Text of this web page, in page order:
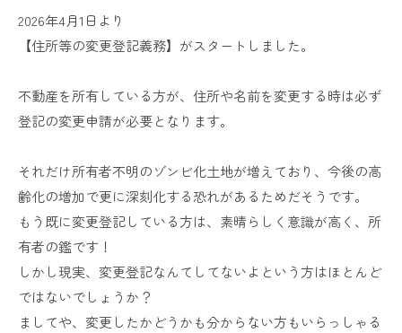
2026年4月1日より
【住所等の変更登記義務】がスタートしました。
不動産を所有している方が、住所や名前を変更する時は必ず
登記の変更申請が必要となります。
それだけ所有者不明のゾンビ化土地が増えており、今後の高
齢化の増加で更に深刻化する恐れがあるためだそうです。
もう既に変更登記している方は、素晴らしく意識が高く、所
有者の鑑です！
しかし現実、変更登記なんてしてないよという方はほとんど
ではないでしょうか？
ましてや、変更したかどうかも分からない方もいらっしゃる